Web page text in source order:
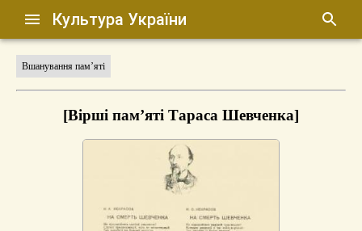
Культура України
Вшанування пам’яті
[Вірші пам’яті Тараса Шевченка]